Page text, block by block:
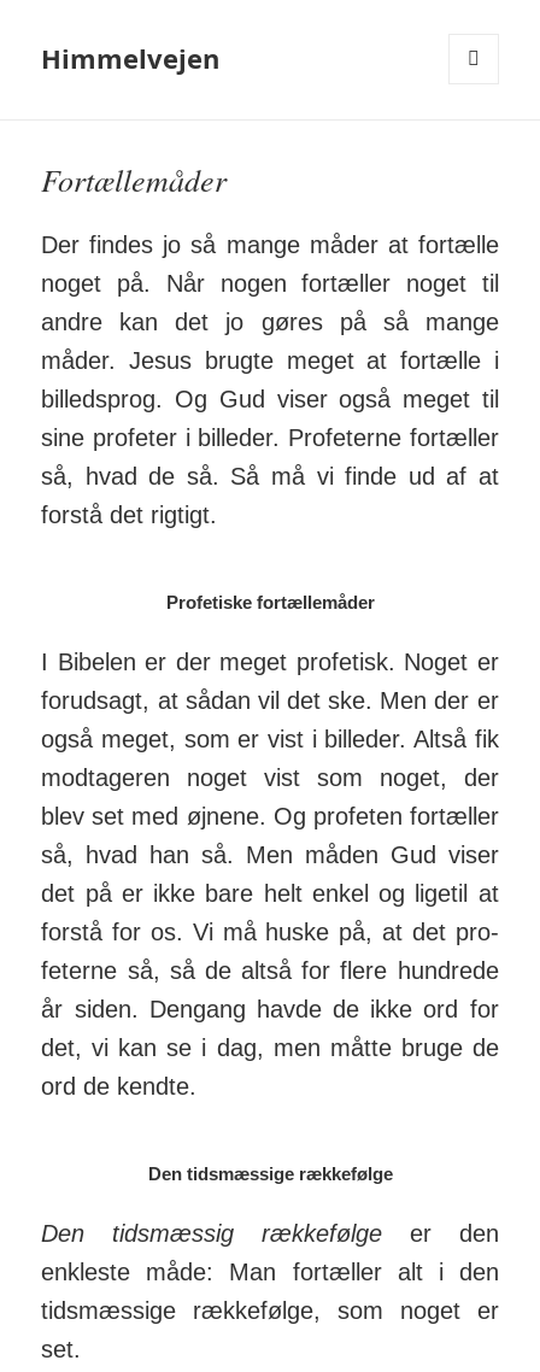
Himmelvejen
Fortællemåder
Der findes jo så mange måder at for­tælle
noget på. Når nogen fortæller noget til
andre kan det jo gøres på så mange
måder. Jesus brugte meget at for­tælle i
bil­led­sprog. Og Gud viser også meget til
sine profeter i billeder. Profeterne fortæller
så, hvad de så. Så må vi finde ud af at
forstå det rigtigt.
Profetiske fortællemåder
I Bibelen er der meget pro­fe­tisk. Noget er
for­ud­sagt, at sådan vil det ske. Men der er
også meget, som er vist i bil­leder. Altså fik
mod­tag­eren noget vist som noget, der
blev set med øj­nene. Og pro­feten for­tæller
så, hvad han så. Men måden Gud viser
det på er ikke bare helt enkel og lige­til at
for­stå for os. Vi må huske på, at det pro­
fe­terne så, så de altså for flere hund­rede
år siden. Den­gang havde de ikke ord for
det, vi kan se i dag, men måtte bruge de
ord de kendte.
Den tidsmæssige rækkefølge
Den tidsmæssig rækkefølge er den
enkleste måde: Man for­tæller alt i den
tids­mæs­sige ræk­ke­følge, som noget er
set.